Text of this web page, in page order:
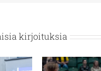
kirjoituksia